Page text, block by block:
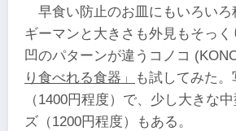
早食い防止のお皿にもいろいろ
ギーマンと大きさも外見もそっ
凹のパターンが違うコノコ
り食べれる食器」
も試してみた
（1400円程度）で、少し大きな
ズ（1200円程度）もある。